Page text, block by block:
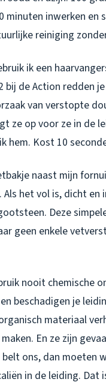
minuten inwerken en
reiniging
ik een
bij de Action redden
van verstopte
ze op voor ze in de
hem. Kost 10
naast mijn
het vol is, dicht en
Deze
geen enkele
nooit chemische
beschadigen je
materiaal
En ze zijn
ons, dan moeten
in de leiding. Dat